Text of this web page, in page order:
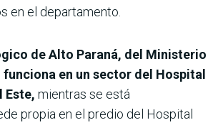
en el departamento.
de Alto Paraná, del Ministerio
funciona en un sector del Hospital
Este, mientras se está
propia en el predio del Hospital